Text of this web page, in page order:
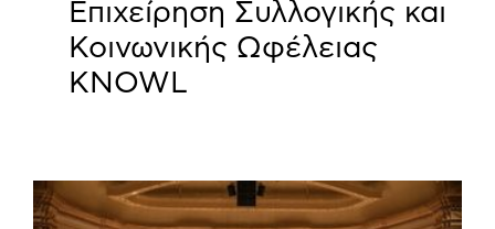
Επιχείρηση Συλλογικής και
Κοινωνικής Ωφέλειας
KNOWL